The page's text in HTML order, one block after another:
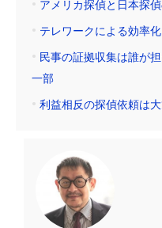
アメリカ探偵と日本探
テレワークによる効率
民事の証拠収集は誰が
一部
利益相反の探偵依頼は